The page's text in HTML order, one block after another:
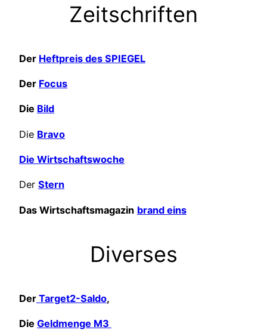
Zeitschriften
Der Heftpreis des SPIEGEL
Der Focus
Die Bild
Die Bravo
Die Wirtschaftswoche
Der Stern
Das Wirtschaftsmagazin brand eins
Diverses
Der Target2-Saldo,
Die Geldmenge M3